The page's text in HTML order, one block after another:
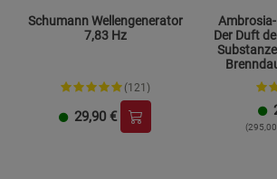
Schumann Wellengenerator
7,83 Hz
(121)
29,90 €
Der Duft
(295,00